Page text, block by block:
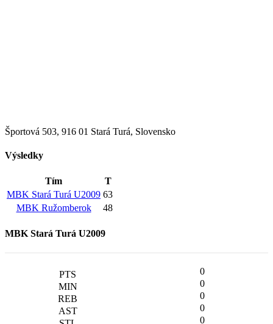
Športová 503, 916 01 Stará Turá, Slovensko
Výsledky
Tím
T
MBK Stará Turá U2009 63
MBK Ružomberok
48
MBK Stará Turá U2009
0
0
0
0
0